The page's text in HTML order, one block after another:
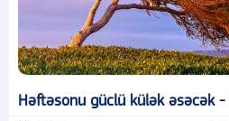
Həftəsonu güclü külək əsəcək -